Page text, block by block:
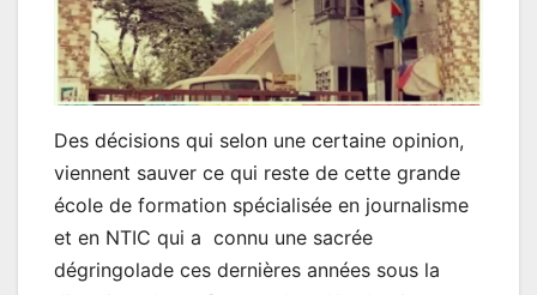
Des décisions qui selon une certaine opinion,
viennent sauver ce qui reste de cette grande
école de formation spécialisée en journalisme
et en NTIC qui a connu une sacrée
dégringolade ces dernières années sous la